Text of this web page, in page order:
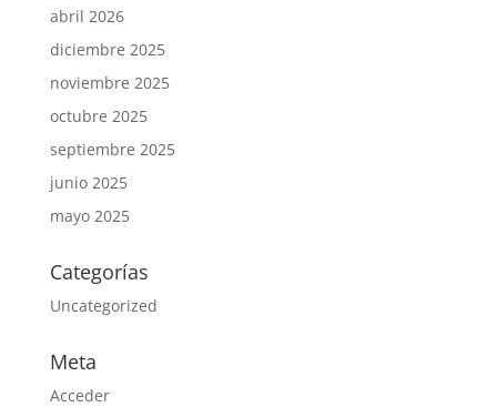
abril 2026
diciembre 2025
noviembre 2025
octubre 2025
septiembre 2025
junio 2025
mayo 2025
Categorías
Uncategorized
Meta
Acceder